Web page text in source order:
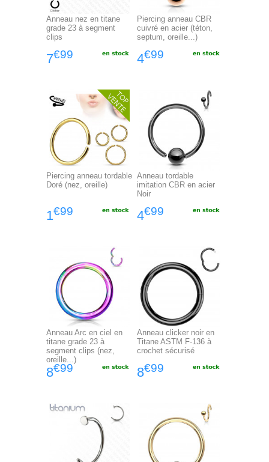
Anneau nez en titane
grade 23 à segment
clips
7€99
Piercing anneau CBR
cuivré en acier (téton,
septum, oreille...)
4€99
Piercing anneau tordable
Doré (nez, oreille)
1€99
Anneau tordable
imitation CBR en acier
Noir
4€99
Anneau Arc en ciel en
titane grade 23 à
segment clips (nez,
oreille...)
8€99
Anneau clicker noir en
Titane ASTM F-136 à
crochet sécurisé
8€99